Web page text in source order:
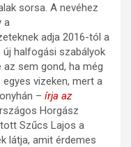
sorsa. A nevéhez
a
adja 2016-tól a
halfogási szabályok
az sem gond, ha még
vizeken, mert a
– írja az
Horgász
Szűcs Lajos a
látja, amit érdemes